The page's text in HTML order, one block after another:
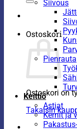
Ostoskori
Ostoskori on
Takaisin
Siivous
Pienrauta
Keittiö
Astiat
Kernit ja